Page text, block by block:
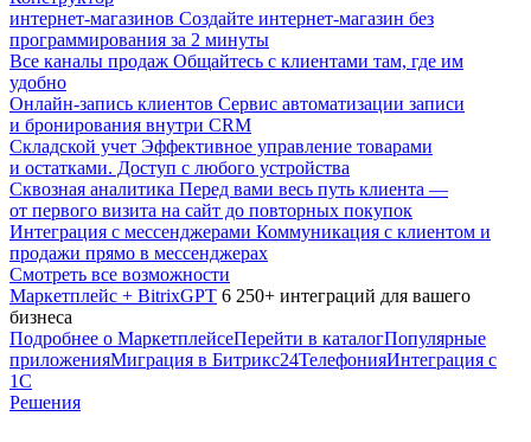
интернет-магазинов Создайте интернет-магазин без
программирования за 2 минуты
Все каналы продаж Общайтесь с клиентами там, где им
удобно
Онлайн-запись клиентов Сервис автоматизации записи
и бронирования внутри CRM
Складской учет Эффективное управление товарами
и остатками. Доступ с любого устройства
Сквозная аналитика Перед вами весь путь клиента —
от первого визита на сайт до повторных покупок
Интеграция с мессенджерами Коммуникация с клиентом и
продажи прямо в мессенджерах
Смотреть все возможности
Маркетплейс + BitrixGPT 6 250+ интеграций для вашего
бизнеса
Подробнее о МаркетплейсеПерейти в каталогПопулярные
приложенияМиграция в Битрикс24ТелефонияИнтеграция с
1С
Решения